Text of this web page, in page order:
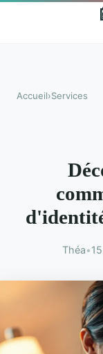
Accueil›Services
Théa•